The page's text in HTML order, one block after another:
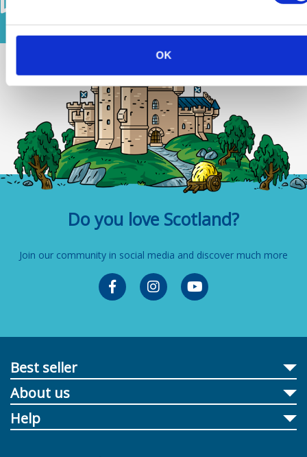
OK
around Scotland
Do you love Scotland?
Join our community in social media and discover much more
Best seller
About us
Help